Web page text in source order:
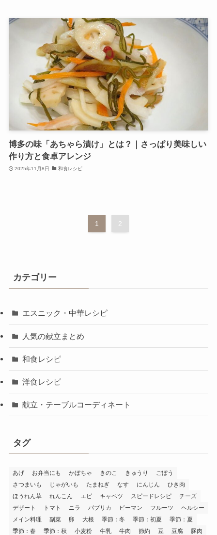
博多の味「あちゃら漬け」とは？｜さっぱり美味しい
作り方と食卓アレンジ
2025年11月8日 和食レシピ
1 2
カテゴリー
エスニック・中華レシピ
人気の献立まとめ
和食レシピ
洋食レシピ
献立・テーブルコーディネート
タグ
あげ お弁当にも かぼちゃ きのこ きゅうり
ごぼう
さつまいも
じゃがいも たまねぎ なす にんじん
ひき肉
ほうれん草
れんこん エビ キャベツ スピードレシピ
チーズ
デザート
トマト ニラ パプリカ ピーマン フルーツ
ヘルシー
メイン料理
副菜 卵 大根 季節：冬 季節：初夏
季節：夏
季節：春
季節：秋 小麦粉 牛乳 牛肉 節約 豆 豆腐 豚肉